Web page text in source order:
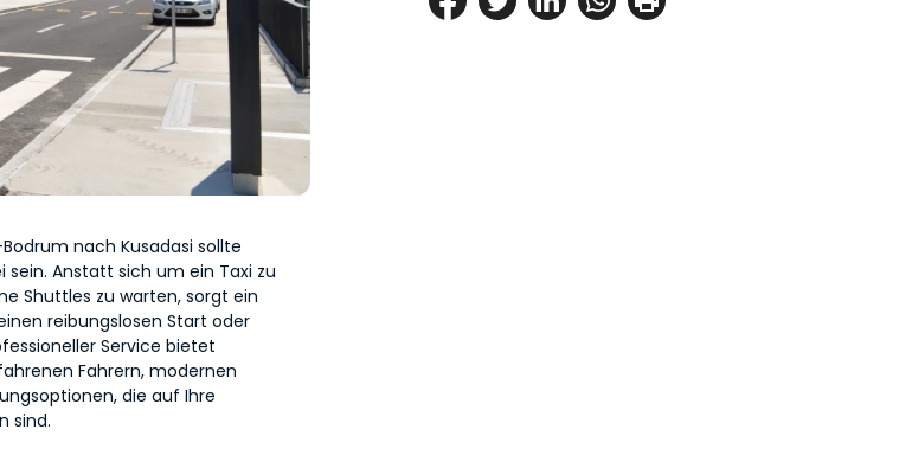
nach Kusadasi sollte
Anstatt sich um ein Taxi zu
Shuttles zu warten, sorgt ein
reibungslosen Start oder
Service bietet
Fahrern, modernen
die auf Ihre
sind.